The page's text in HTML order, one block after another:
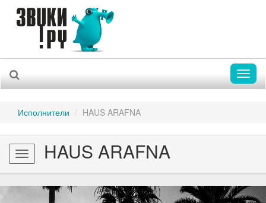
Исполнители HAUS ARAFNA
Toggle
navigation
HAUS ARAFNA